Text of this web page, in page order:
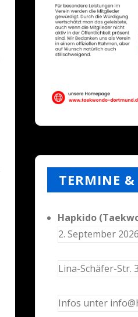
TERMINE
Hapkido
2. September
Lina-Schäfer-Str.
Infos unter